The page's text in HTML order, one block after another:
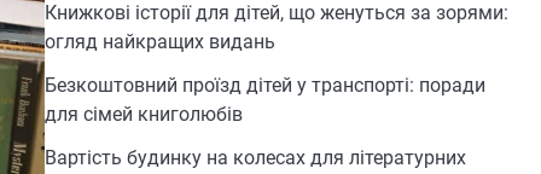
Книжкові історії для дітей, що женуться за зорями:
огляд найкращих видань
Безкоштовний проїзд дітей у транспорті: поради
для сімей книголюбів
Вартість будинку на колесах для літературних